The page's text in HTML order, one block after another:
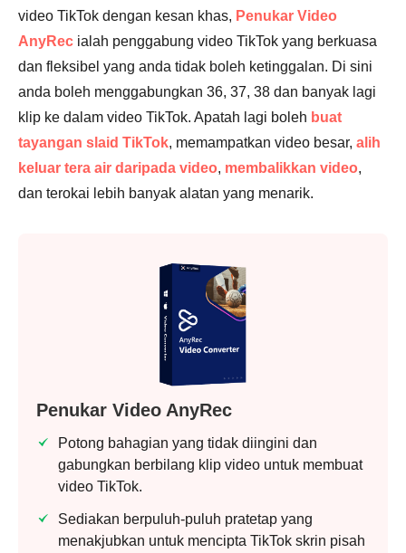
video TikTok dengan kesan khas, Penukar Video
AnyRec ialah penggabung video TikTok yang berkuasa
dan fleksibel yang anda tidak boleh ketinggalan. Di sini
anda boleh menggabungkan 36, 37, 38 dan banyak lagi
klip ke dalam video TikTok. Apatah lagi boleh buat
tayangan slaid TikTok, memampatkan video besar, alih
keluar tera air daripada video, membalikkan video,
dan terokai lebih banyak alatan yang menarik.
Penukar Video AnyRec
Potong bahagian yang tidak diingini dan
gabungkan berbilang klip video untuk membuat
video TikTok.
Sediakan berpuluh-puluh pratetap yang
menakjubkan untuk mencipta TikTok skrin pisah